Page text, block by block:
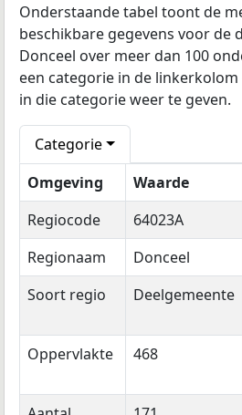
Onderstaande tabel toont de
beschikbare gegevens voor de
Donceel over meer dan 100
een categorie in de
in die categorie weer te geven.
Categorie
Omgeving
Waarde
Regiocode
64023A
Regionaam
Donceel
Soort regio
Deelgemeente
Oppervlakte 468